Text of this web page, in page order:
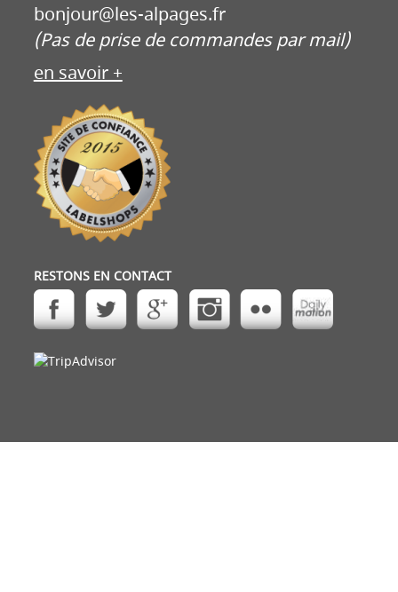
bonjour@les-alpages.fr
(Pas de prise de commandes par mail)
en savoir +
RESTONS EN CONTACT